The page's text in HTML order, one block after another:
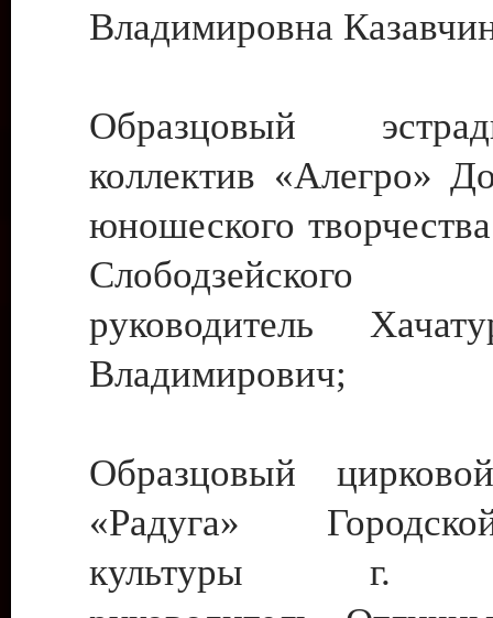
Владимировна
Образцовый
коллектив «Алегро»
юношеского
руководитель
Владимирович;
Образцовый
«Радуга»
культуры г.